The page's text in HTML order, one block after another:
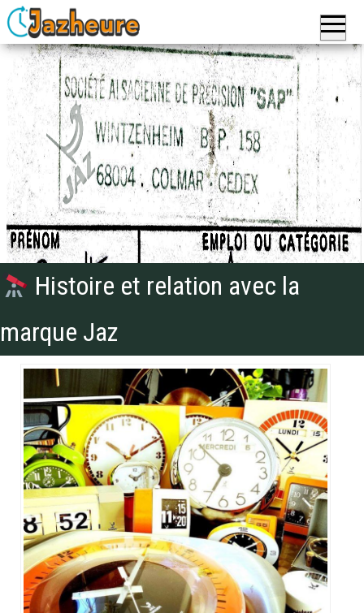
Jazheure
: Réveils,
Montres
et
Horloges,
pendules
de la
marque
Jaz
Histoire et relation avec la
marque Jaz